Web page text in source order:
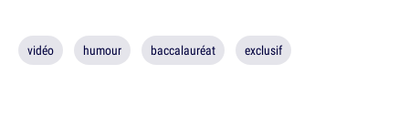
vidéo humour baccalauréat exclusif